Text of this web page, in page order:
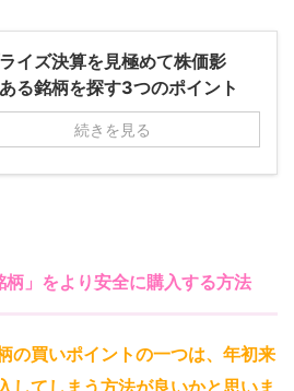
イズ決算を見極めて株価影
る銘柄を探す3つのポイント
続きを見る
」をより安全に購入する方法
の買いポイントの一つは、年初来
してしまう方法が良いかと思いま